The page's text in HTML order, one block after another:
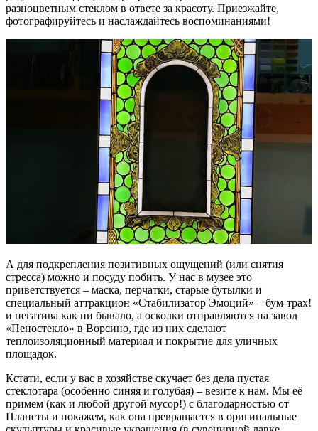
разноцветным стеклом в ответе за красоту. Приезжайте,
фотографируйтесь и наслаждайтесь воспоминаниями!
А для подкрепления позитивных ощущений (или снятия
стресса) можно и посуду побить. У нас в музее это
приветствуется – маска, перчатки, старые бутылки и
специальный аттракцион «Стабилизатор Эмоций» – бум-трах!
и негатива как ни бывало, а осколки отправляются на завод
«Пеностекло» в Ворсино, где из них сделают
теплоизоляционный материал и покрытие для уличных
площадок.
Кстати, если у вас в хозяйстве скучает без дела пустая
стеклотара (особенно синяя и голубая) – везите к нам. Мы её
примем (как и любой другой мусор!) с благодарностью от
Планеты и покажем, как она превращается в оригинальные